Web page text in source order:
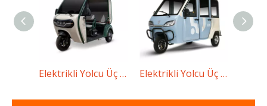
Elektrikli Yolcu Üç Tekerlekli Bisiklet Ht Elektrikli Yolcu Üç Tekerlekli Bisiklet BD-S
Kentsel Ulaşım için Elektrikli Çekçek ve Elektrikli Yolcu Üç Tekerlekli Bisikleti